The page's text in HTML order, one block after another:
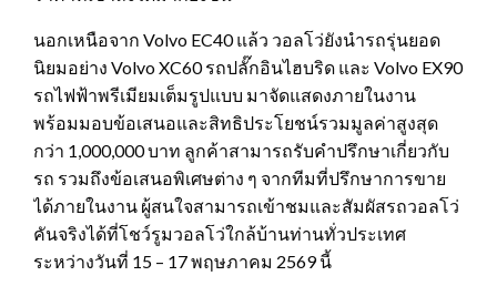
นอกเหนือจาก Volvo EC40 แล้ว วอลโว่ยังนำรถรุ่นยอด
นิยมอย่าง Volvo XC60 รถปลั๊กอินไฮบริด และ Volvo EX90
รถไฟฟ้าพรีเมียมเต็มรูปแบบ มาจัดแสดงภายในงาน
พร้อมมอบข้อเสนอและสิทธิประโยชน์รวมมูลค่าสูงสุด
กว่า 1,000,000 บาท ลูกค้าสามารถรับคำปรึกษาเกี่ยวกับ
รถ รวมถึงข้อเสนอพิเศษต่าง ๆ จากทีมที่ปรึกษาการขาย
ได้ภายในงาน ผู้สนใจสามารถเข้าชมและสัมผัสรถวอลโว่
คันจริงได้ที่โชว์รูมวอลโว่ใกล้บ้านท่านทั่วประเทศ
ระหว่างวันที่ 15 – 17 พฤษภาคม 2569 นี้